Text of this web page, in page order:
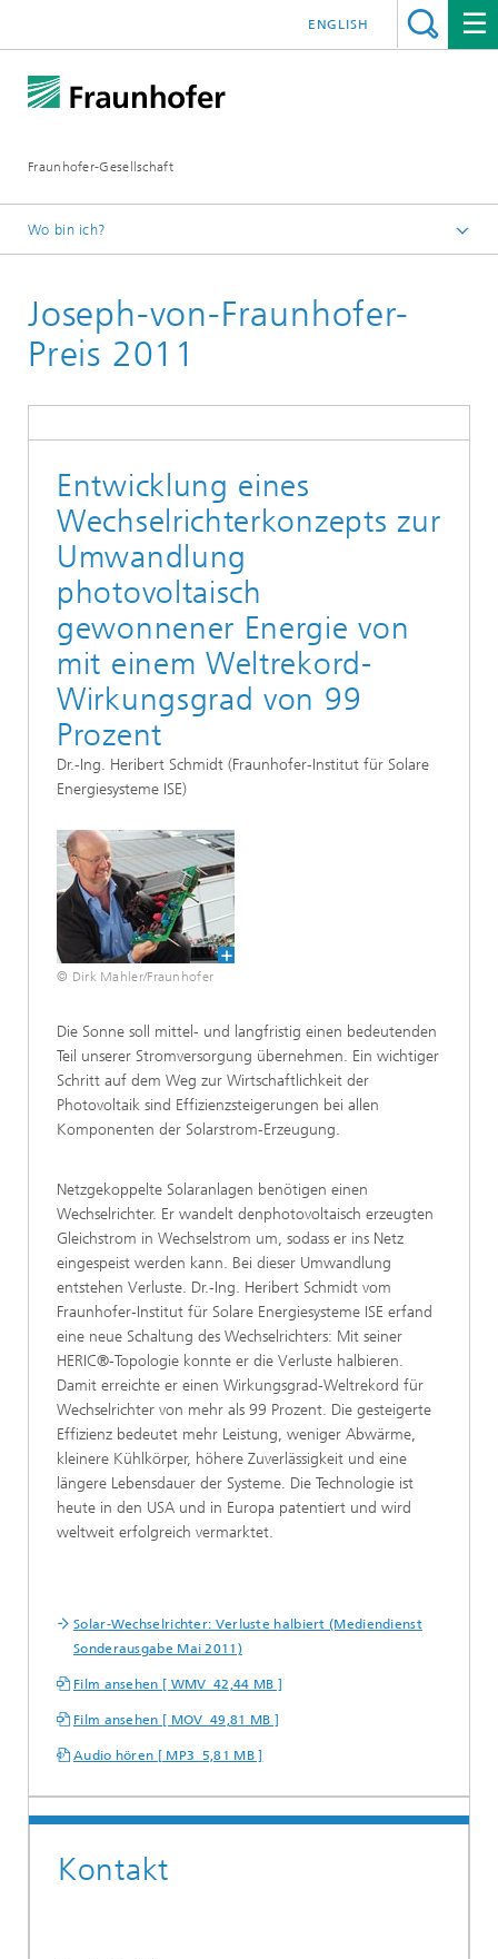
Fraunhofer-Gesellschaft
ENGLISH
Wo bin ich?
Über Fraunhofer
Wissenschaftliche Exzellenz
Joseph-von-Fraunhofer-Preis
Joseph-von-Fraunhofer-
Preis 2011
Entwicklung eines
Wechselrichterkonzepts zur
Umwandlung
photovoltaisch
gewonnener Energie von
mit einem Weltrekord-
Wirkungsgrad von 99
Prozent
Dr.-Ing. Heribert Schmidt (Fraunhofer-Institut für Solare
Energiesysteme ISE)
© Dirk Mahler/Fraunhofer
Die Sonne soll mittel- und langfristig einen bedeutenden
Teil unserer Stromversorgung übernehmen. Ein wichtiger
Schritt auf dem Weg zur Wirtschaftlichkeit der
Photovoltaik sind Effizienzsteigerungen bei allen
Komponenten der Solarstrom-Erzeugung.
Netzgekoppelte Solaranlagen benötigen einen
Wechselrichter. Er wandelt denphotovoltaisch erzeugten
Gleichstrom in Wechselstrom um, sodass er ins Netz
eingespeist werden kann. Bei dieser Umwandlung
entstehen Verluste. Dr.-Ing. Heribert Schmidt vom
Fraunhofer-Institut für Solare Energiesysteme ISE erfand
eine neue Schaltung des Wechselrichters: Mit seiner
HERIC®-Topologie konnte er die Verluste halbieren.
Damit erreichte er einen Wirkungsgrad-Weltrekord für
Wechselrichter von mehr als 99 Prozent. Die gesteigerte
Effizienz bedeutet mehr Leistung, weniger Abwärme,
kleinere Kühlkörper, höhere Zuverlässigkeit und eine
längere Lebensdauer der Systeme. Die Technologie ist
heute in den USA und in Europa patentiert und wird
weltweit erfolgreich vermarktet.
Solar-Wechselrichter: Verluste halbiert (Mediendienst
Sonderausgabe Mai 2011)
Film ansehen [ WMV 42,44 MB ]
Film ansehen [ MOV 49,81 MB ]
Audio hören [ MP3 5,81 MB ]
Kontakt